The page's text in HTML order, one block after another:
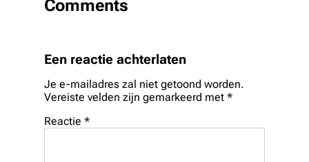
Comments
Een reactie achterlaten
Je e-mailadres zal niet getoond worden.
Vereiste velden zijn gemarkeerd met *
Reactie *